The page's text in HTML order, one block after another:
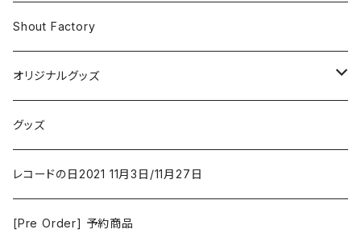
アクション/クライム
コメディ
ファンタジー/アドベンチャー
アニメーション
ゲーム
Iron and Wine
Hovvdy
Electronic & Ambient
New Order
Jazz
Shout Factory
オリジナルグッズ
コーヒー
洋服
グッズ
レコードの日2021 11月3日/11月27日
[Pre Order] 予約商品